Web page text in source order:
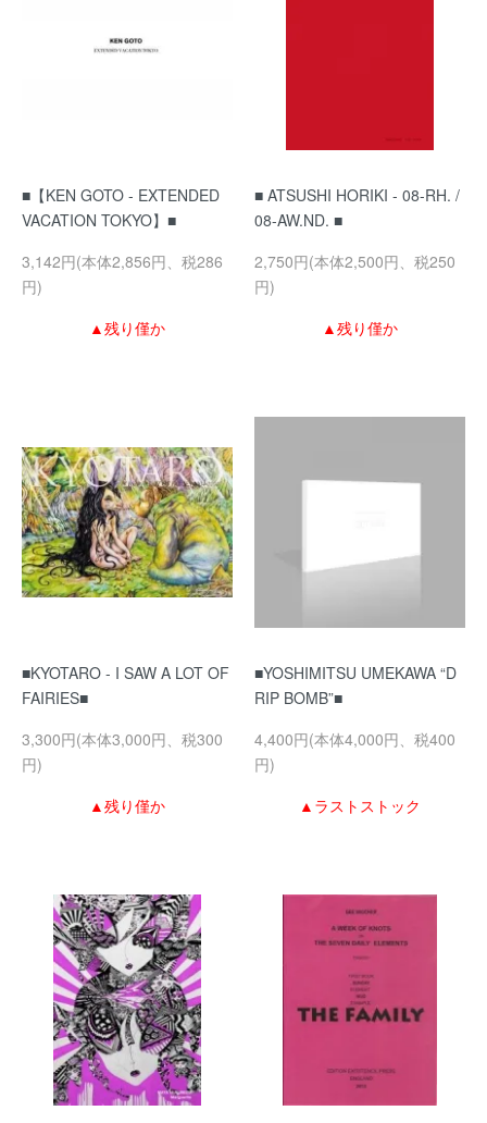
■【KEN GOTO - EXTENDED
VACATION TOKYO】■
3,142円(本体2,856円、税286
円)
▲残り僅か
■ ATSUSHI HORIKI - 08-RH. /
08-AW.ND. ■
2,750円(本体2,500円、税250
円)
▲残り僅か
■KYOTARO - I SAW A LOT OF
FAIRIES■
3,300円(本体3,000円、税300
円)
▲残り僅か
■YOSHIMITSU UMEKAWA “D
RIP BOMB”■
4,400円(本体4,000円、税400
円)
▲ラストストック